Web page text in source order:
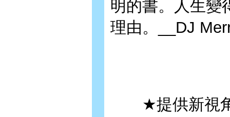
明的書。人生變
理由。__DJ
★提供新視角